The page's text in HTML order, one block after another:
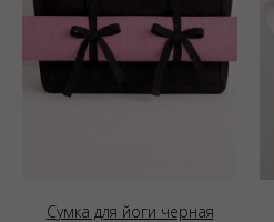
Сумка для йоги черная